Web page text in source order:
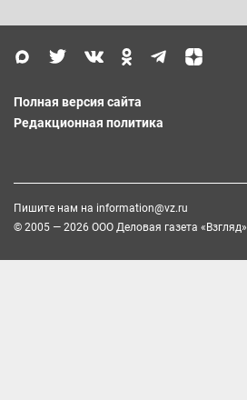
Полная версия сайта
Редакционная политика
Пишите нам на information@vz.ru
© 2005 — 2026 ООО Деловая газета «Взгляд»